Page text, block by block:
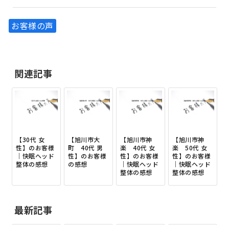
お客様の声
関連記事
【30代 女
性】のお客様
｜快眠ヘッド
整体の感想
【旭川市大
町 40代 男
性】のお客様
の感想
【旭川市神
楽 40代 女
性】のお客様
｜快眠ヘッド
整体の感想
【旭川市神
楽 50代 女
性】のお客様
｜快眠ヘッド
整体の感想
最新記事